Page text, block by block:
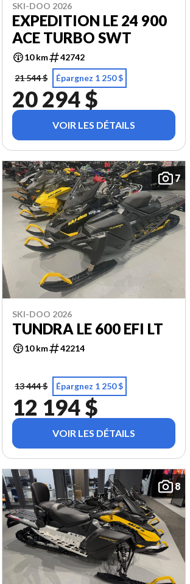
SKI-DOO 2026
EXPEDITION LE 24 900
ACE TURBO SWT
10 km
42742
21 544 $
Épargnez 1 250 $
20 294 $
VOIR LES DÉTAILS
7
SKI-DOO 2026
TUNDRA LE 600 EFI LT
10 km 42214
13 444 $ Épargnez 1 250 $
12 194 $
VOIR LES DÉTAILS
8